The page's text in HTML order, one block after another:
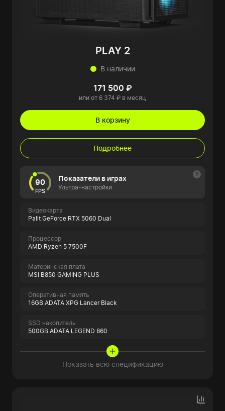
PLAY 2
В наличии
171 500 ₽
или от 6 374 ₽ в месяц
В корзину
Подробнее
90
FPS
Показатели в играх
Ультра-настройки
Видеокарта
Palit GeForce RTX 5060 Dual
Процессор
AMD Ryzen 5 7500F
Материнская плата
MSI B850 GAMING PLUS
Оперативная память
16GB ADATA XPG Lancer Black
SSD накопитель
500GB ADATA LEGEND 860
Показать всю спецификацию